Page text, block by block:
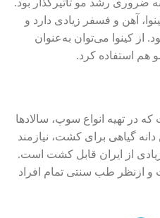
آهن و فسفر زیادی دارد و
از کینوا می‌توان به‌عنوان
استفاده کرد.
در تهیه انواع سوپ، سالادها
گیاهی برای کشت، نیازمند
از ایران قابل کشت است.
و ازنظر طب سنتی تمام افراد